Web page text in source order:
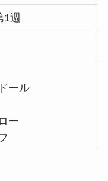
1週
ール
ー